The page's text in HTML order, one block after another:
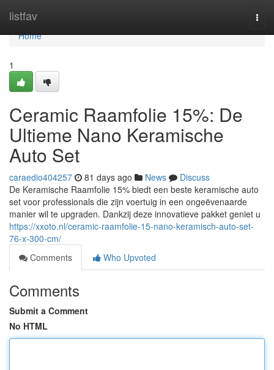
listfav
Home
Home
1
Ceramic Raamfolie 15%: De
Ultieme Nano Keramische
Auto Set
caraedio404257 81 days ago News
Discuss
De Keramische Raamfolie 15% biedt een beste keramische auto
set voor professionals die zijn voertuig in een ongeëvenaarde
manier wil te upgraden. Dankzij deze innovatieve pakket geniet u
https://xxoto.nl/ceramic-raamfolie-15-nano-keramisch-auto-set-
76-x-300-cm/
Comments
Who Upvoted
Comments
Submit a Comment
No HTML